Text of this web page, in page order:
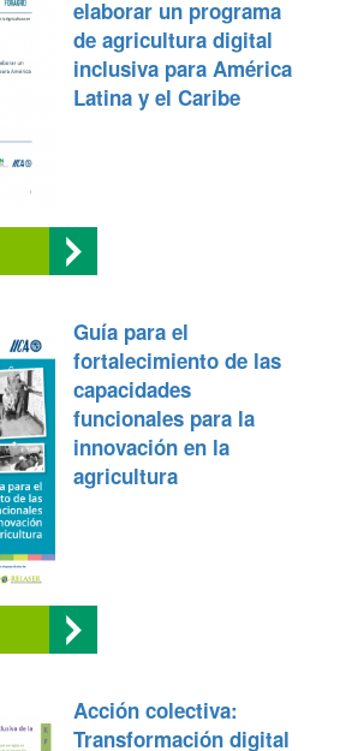
elaborar un programa
de agricultura digital
inclusiva para América
Latina y el Caribe
Guía para el
fortalecimiento de las
capacidades
funcionales para la
innovación en la
agricultura
Acción colectiva:
Transformación digital